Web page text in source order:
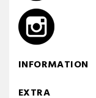
INFORMATION
EXTRA